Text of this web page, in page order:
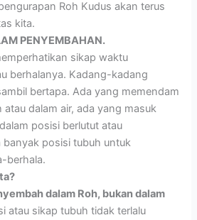
Roh Kudus akan terus
kita.
PENYEMBAHAN.
sikap waktu
berhalanya. Kadang-kadang
bertapa. Ada yang memendam
dalam air, ada yang masuk
posisi berlutut atau
posisi tubuh untuk
berhala.
dalam Roh, bukan dalam
atau sikap tubuh tidak terlalu